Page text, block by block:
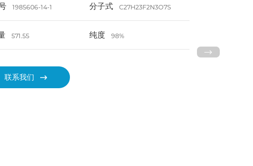
1985606-14-1 分子式 C27H23F2N3O7S
571.55 纯度 98%
联系我们